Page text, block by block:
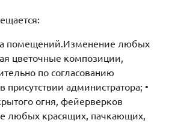
помещений.Изменение любых
цветочные композиции,
по согласованию
администратора; •​
огня, фейерверков
любых красящих, пачкающих,